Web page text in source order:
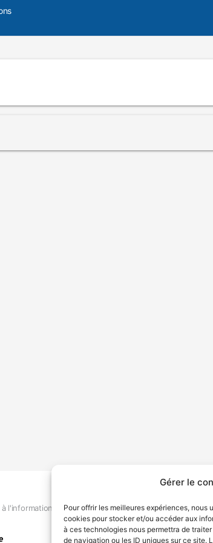
Gérer le
Pour offrir les meilleures expériences,
cookies pour stocker et/ou accéder aux
à ces technologies nous permettra de
de navigation ou les ID uniques sur ce site.
l'information Déclaration de services